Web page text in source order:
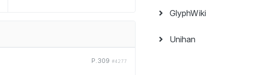
P.309 #4277
GlyphWiki
Unihan